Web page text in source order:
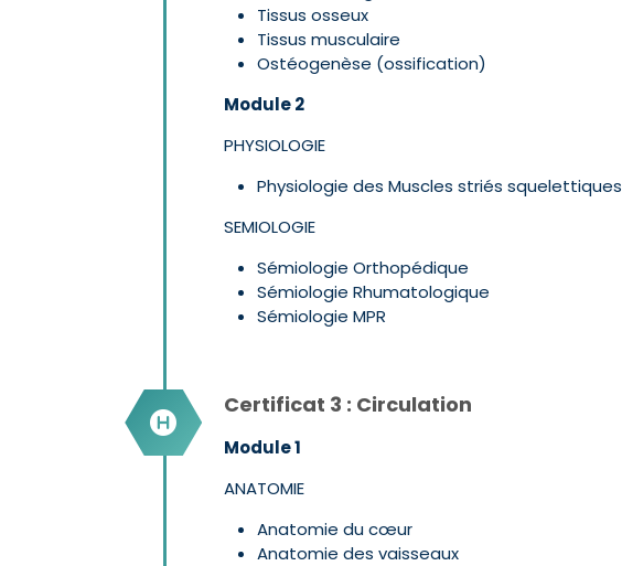
Tissus osseux
Tissus musculaire
Ostéogenèse (ossification)
Module 2
PHYSIOLOGIE
Physiologie des Muscles striés squelettiques
SEMIOLOGIE
Sémiologie Orthopédique
Sémiologie Rhumatologique
Sémiologie MPR
Certificat 3 : Circulation
Module 1
ANATOMIE
Anatomie du cœur
Anatomie des vaisseaux